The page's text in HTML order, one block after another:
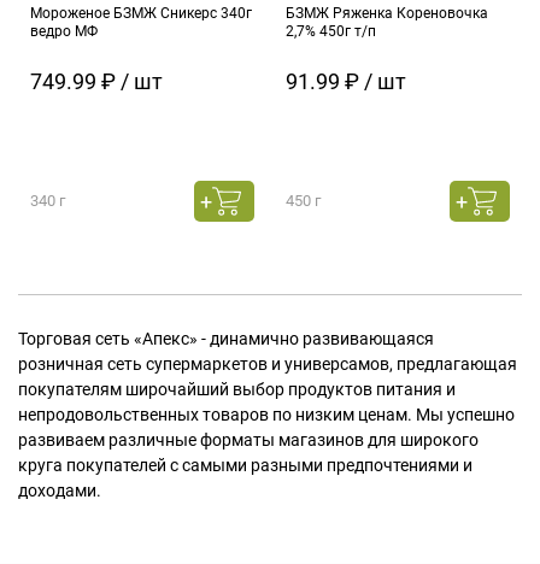
Мороженое БЗМЖ Сникерс 340г
ведро МФ
749.99 ₽ / шт
340 г
БЗМЖ Ряженка Кореновочка
2,7% 450г т/п
91.99 ₽ / шт
450 г
Торговая сеть «Апекс» - динамично развивающаяся
розничная сеть супермаркетов и универсамов, предлагающая
покупателям широчайший выбор продуктов питания и
непродовольственных товаров по низким ценам. Мы успешно
развиваем различные форматы магазинов для широкого
круга покупателей с самыми разными предпочтениями и
доходами.